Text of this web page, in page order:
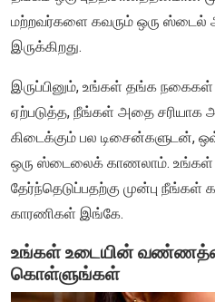
மற்றவர்களை கவரும் ஒரு ஸ்டைல்
இருக்கிறது.
இருப்பினும், உங்கள் தங்க
ஏற்படுத்த, நீங்கள் அதை
கிடைக்கும் பல டிசைன்களுடன்,
ஒரு ஸ்டைலைக் காணலாம்.
தேர்ந்தெடுப்பதற்கு முன்பு
காரணிகள் இங்கே.
உங்கள் உடையின்
கொள்ளுங்கள்